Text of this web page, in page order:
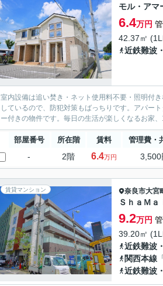
モル・アマ
6.4万円
42.37㎡
近鉄難波
室内設備は追い焚き・ネット使用料不要・照明付
しているので、防犯対策もばっちりです。アパー
ー付きの物件です。毎日の生活が楽しくなるお家
部屋番号 所在階 賃料 管理費・
- 2階 6.4万円 3,500
賃貸マンション 奈良市大宮
ＳｈａＭ
9.2万円
39.20㎡
近鉄難波
関西本線
近鉄難波